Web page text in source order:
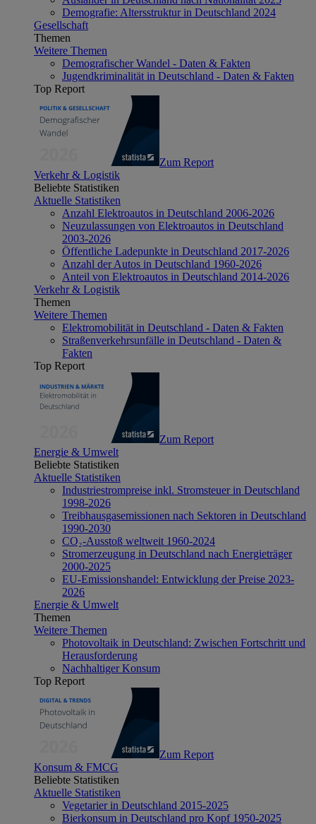
Demografie: Altersstruktur in Deutschland 2024
Gesellschaft
Themen
Weitere Themen
Demografischer Wandel - Daten & Fakten
Jugendkriminalität in Deutschland - Daten & Fakten
Top Report
Zum Report
Verkehr & Logistik
Beliebte Statistiken
Aktuelle Statistiken
Anzahl Elektroautos in Deutschland 2006-2026
Neuzulassungen von Elektroautos in Deutschland
2003-2026
Öffentliche Ladepunkte in Deutschland 2017-2026
Anzahl der Autos in Deutschland 1960-2026
Anteil von Elektroautos in Deutschland 2014-2026
Verkehr & Logistik
Themen
Weitere Themen
Elektromobilität in Deutschland - Daten & Fakten
Straßenverkehrsunfälle in Deutschland - Daten &
Fakten
Top Report
Zum Report
Energie & Umwelt
Beliebte Statistiken
Aktuelle Statistiken
Industriestrompreise inkl. Stromsteuer in Deutschland
1998-2026
Treibhausgasemissionen nach Sektoren in Deutschland
1990-2030
CO₂-Ausstoß weltweit 1960-2024
Stromerzeugung in Deutschland nach Energieträger
2000-2025
EU-Emissionshandel: Entwicklung der Preise 2023-
2026
Energie & Umwelt
Themen
Weitere Themen
Photovoltaik in Deutschland: Zwischen Fortschritt und
Herausforderung
Nachhaltiger Konsum
Top Report
Zum Report
Konsum & FMCG
Beliebte Statistiken
Aktuelle Statistiken
Vegetarier in Deutschland 2015-2025
Bierkonsum in Deutschland pro Kopf 1950-2025